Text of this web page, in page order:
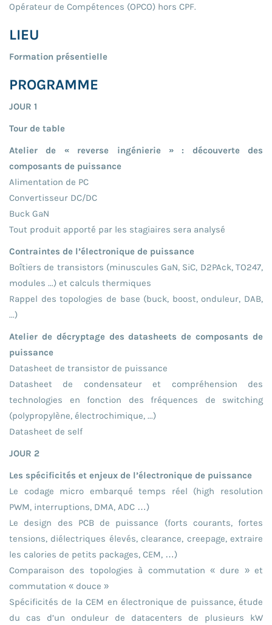
Opérateur de Compétences (OPCO) hors CPF.
LIEU
Formation présentielle
PROGRAMME
JOUR 1
Tour de table
Atelier de « reverse ingénierie » : découverte des
composants de puissance
Alimentation de PC
Convertisseur DC/DC
Buck GaN
Tout produit apporté par les stagiaires sera analysé
Contraintes de l’électronique de puissance
Boîtiers de transistors (minuscules GaN, SiC, D2PAck, TO247,
modules ...) et calculs thermiques
Rappel des topologies de base (buck, boost, onduleur, DAB,
...)
Atelier de décryptage des datasheets de composants de
puissance
Datasheet de transistor de puissance
Datasheet de condensateur et compréhension des
technologies en fonction des fréquences de switching
(polypropylène, électrochimique, ...)
Datasheet de self
JOUR 2
Les spécificités et enjeux de l’électronique de puissance
Le codage micro embarqué temps réel (high resolution
PWM, interruptions, DMA, ADC …)
Le design des PCB de puissance (forts courants, fortes
tensions, diélectriques élevés, clearance, creepage, extraire
les calories de petits packages, CEM, …)
Comparaison des topologies à commutation « dure » et
commutation « douce »
Spécificités de la CEM en électronique de puissance, étude
du cas d’un onduleur de datacenters de plusieurs kW